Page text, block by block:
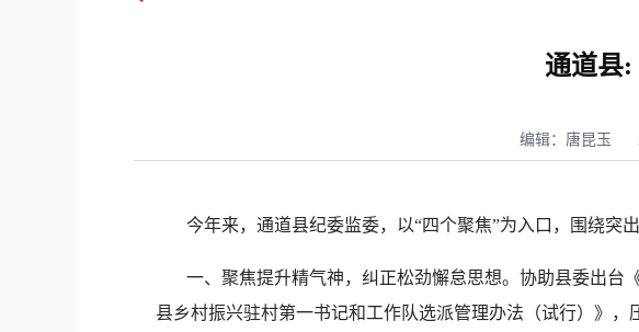
通道县:
编辑：唐昆玉
今年来，通道县纪委监委，以“四个聚焦”为入口，围绕突
一、聚焦提升精气神，纠正松劲懈怠思想。协助县委出台
县乡村振兴驻村第一书记和工作队选派管理办法（试行）》